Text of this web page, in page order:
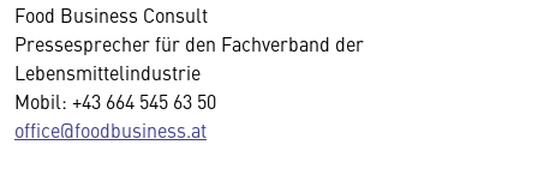
Food Business Consult
Pressesprecher für den Fachverband der
Lebensmittelindustrie
Mobil: +43 664 545 63 50
office@foodbusiness.at